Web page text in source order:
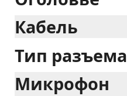
Кабель
Тип разъема
Микрофон